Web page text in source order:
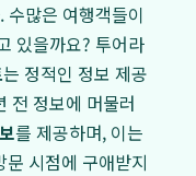
많은 여행객들이
있을까요? 투어라
는 정적인 정보 제공
전 정보에 머물러
를 제공하며, 이는
시점에 구애받지